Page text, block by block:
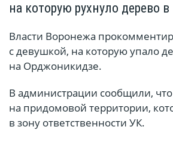
на которую рухнуло дерево
Власти Воронежа
с девушкой, на которую упало
на Орджоникидзе.
В администрации сообщили,
на придомовой территории,
в зону ответственности УК.